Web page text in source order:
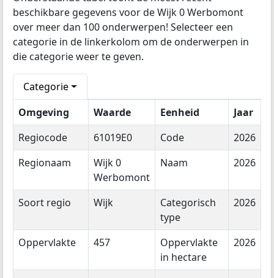
beschikbare gegevens voor de Wijk 0 Werbomont
over meer dan 100 onderwerpen! Selecteer een
categorie in de linkerkolom om de onderwerpen in
die categorie weer te geven.
Categorie
Omgeving
Waarde Eenheid
Jaar
Regiocode
61019E0 Code
2026
Regionaam
Wijk 0
Werbomont
Naam 2026
Soort regio Wijk
Categorisch
type
2026
Oppervlakte 457
Oppervlakte
in hectare
2026